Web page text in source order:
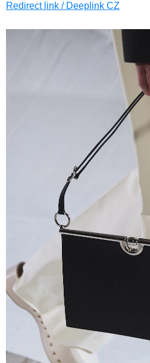
Redirect link / Deeplink CZ